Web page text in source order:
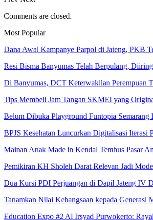
Comments are closed.
Most Popular
Dana Awal Kampanye Parpol di Jateng, PKB
Resi Bisma Banyumas Telah Berpulang,
Di Banyumas, DCT Keterwakilan Perempuan
Tips Membeli Jam Tangan SKMEI yang
Belum Dibuka Playground Funtopia Semarang
BPJS Kesehatan Luncurkan Digitalisasi Iterasi
Mainan Anak Made in Kendal Tembus Pasar
Pemikiran KH Sholeh Darat Relevan Jadi
Dua Kursi PDI Perjuangan di Dapil Jateng IV
Tanamkan Nilai Kebangsaan kepada
Education Expo #2 Al Irsyad Purwokerto: